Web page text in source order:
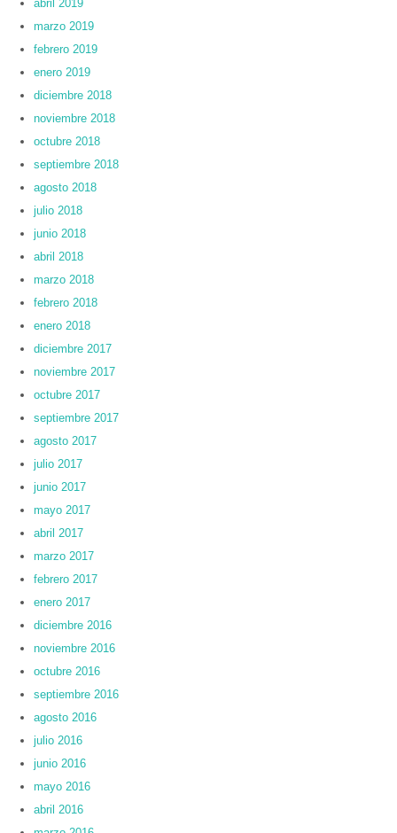
abril 2019
marzo 2019
febrero 2019
enero 2019
diciembre 2018
noviembre 2018
octubre 2018
septiembre 2018
agosto 2018
julio 2018
junio 2018
abril 2018
marzo 2018
febrero 2018
enero 2018
diciembre 2017
noviembre 2017
octubre 2017
septiembre 2017
agosto 2017
julio 2017
junio 2017
mayo 2017
abril 2017
marzo 2017
febrero 2017
enero 2017
diciembre 2016
noviembre 2016
octubre 2016
septiembre 2016
agosto 2016
julio 2016
junio 2016
mayo 2016
abril 2016